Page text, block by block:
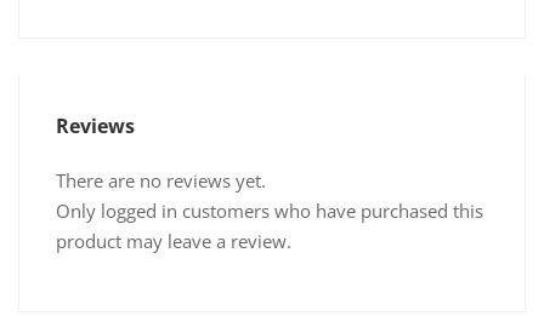
Reviews
There are no reviews yet.
Only logged in customers who have purchased this
product may leave a review.